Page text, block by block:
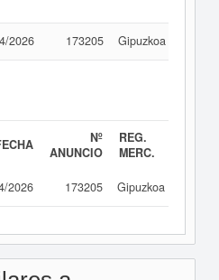
2026 173205 Gipuzkoa
Nº
ANUNCIO
REG.
MERC.
2026 173205 Gipuzkoa